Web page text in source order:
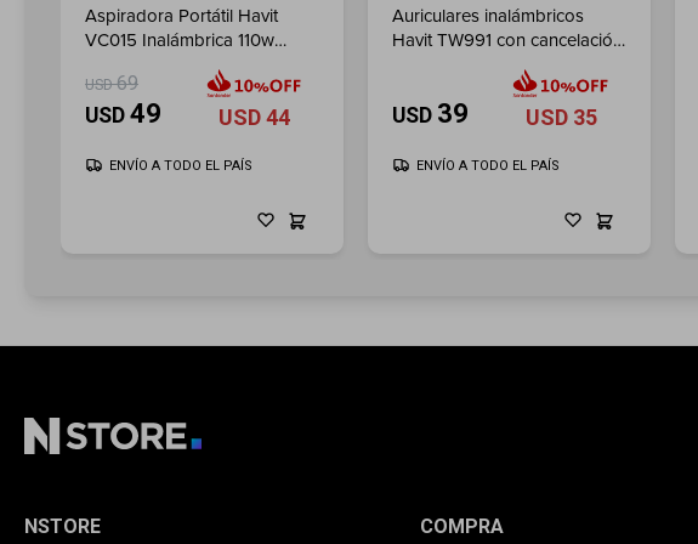
Aspiradora Portátil Havit
VC015 Inalámbrica 110w
USD 69
USD 49 USD 44
ENVÍO A TODO EL PAÍS
Auriculares inalámbricos
Havit TW991 con cancelación
USD 39 USD 35
ENVÍO A TODO EL PAÍS
NSTORE COMPRA